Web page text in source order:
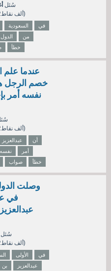
سُئل
202ألفنقاط)
السعودية
في
الدول
من
خطأ
عندما علم
خصم الرجل
نفسه أمر
202ألفنقاط)
عبدالعزيز
أن
نفسه
أمر
صواب خطأ
وصلت
في
سُئل
202ألفنقاط)
الأولى
في
بن عبدالعزيز